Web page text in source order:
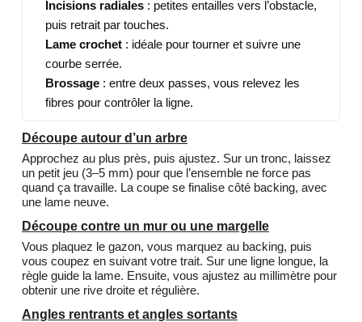
Incisions radiales : petites entailles vers l’obstacle,
puis retrait par touches.
Lame crochet : idéale pour tourner et suivre une
courbe serrée.
Brossage : entre deux passes, vous relevez les
fibres pour contrôler la ligne.
Découpe autour d’un arbre
Approchez au plus près, puis ajustez. Sur un tronc, laissez
un petit jeu (3–5 mm) pour que l’ensemble ne force pas
quand ça travaille. La coupe se finalise côté backing, avec
une lame neuve.
Découpe contre un mur ou une margelle
Vous plaquez le gazon, vous marquez au backing, puis
vous coupez en suivant votre trait. Sur une ligne longue, la
règle guide la lame. Ensuite, vous ajustez au millimètre pour
obtenir une rive droite et régulière.
Angles rentrants et angles sortants